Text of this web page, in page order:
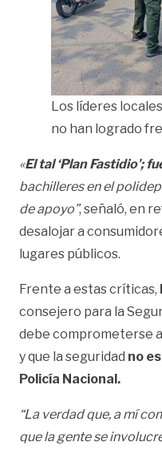
Los líderes
no han logrado
«El tal ‘Plan Fastidio’;
bachilleres en el
de apoyo”, señaló, en
desalojar a
lugares públicos.
Frente a estas críticas,
consejero para la
debe comprometerse
y que la seguridad no
Policía Nacional.
“La verdad que, a mí
que la gente se